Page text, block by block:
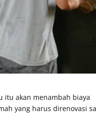
itu akan menambah biaya
yang harus direnovasi